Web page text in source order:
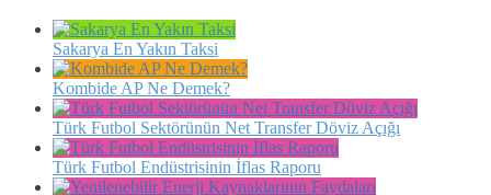
Sakarya En Yakın Taksi
Kombide AP Ne Demek?
Türk Futbol Sektörünün Net Transfer Döviz Açığı
Türk Futbol Endüstrisinin İflas Raporu